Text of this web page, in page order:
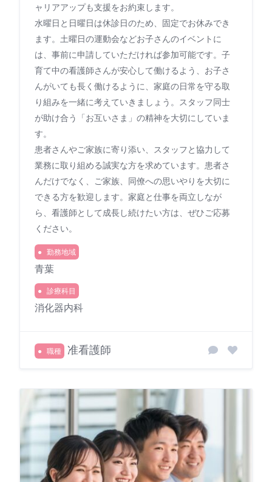
ャリアアップも支援をお約束します。
水曜日と日曜日は休診日のため、固定でお休みでき
ます。土曜日の運動会などお子さんのイベントに
は、事前に申請していただければ参加可能です。子
育て中の看護師さんが安心して働けるよう、お子さ
んがいても長く働けるように、家庭の日常を守る取
り組みを一緒に考えていきましょう。スタッフ同士
が助け合う「お互いさま」の精神を大切にしていま
す。
患者さんやご家族に寄り添い、スタッフと協力して
業務に取り組める誠実な方を求めています。患者さ
んだけでなく、ご家族、同僚への思いやりを大切に
できる方を歓迎します。家庭と仕事を両立しなが
ら、看護師として成長し続けたい方は、ぜひご応募
ください。
勤務地域
青葉
診療科目
消化器内科
職種 准看護師